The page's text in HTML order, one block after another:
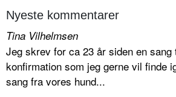
Nyeste kommentarer
Tina Vilhelmsen
Jeg skrev for ca 23 år siden en
konfirmation som jeg gerne vil finde
sang fra vores hund...